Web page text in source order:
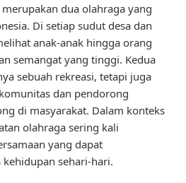
dua olahraga yang
Di setiap sudut desa dan
anak-anak hingga orang
semangat yang tinggi. Kedua
sebuah rekreasi, tetapi juga
dan pendorong
di masyarakat. Dalam konteks
olahraga sering kali
yang dapat
sehari-hari.